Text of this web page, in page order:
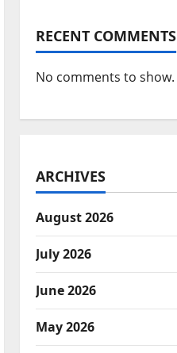
RECENT COMMENTS
No comments to show.
ARCHIVES
August 2026
July 2026
June 2026
May 2026